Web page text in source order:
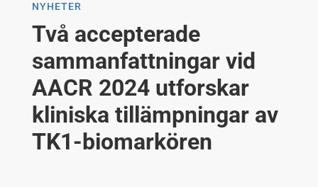
NYHETER
Två accepterade
sammanfattningar vid
AACR 2024 utforskar
kliniska tillämpningar av
TK1-biomarkören